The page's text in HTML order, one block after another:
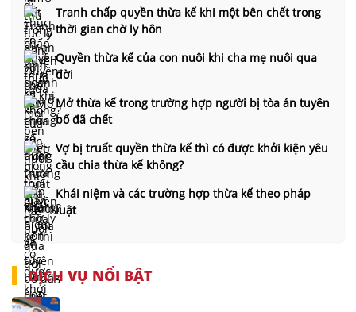
Tranh chấp quyền thừa kế khi một bên chết trong
thời gian chờ ly hôn
Quyền thừa kế của con nuôi khi cha mẹ nuôi qua
đời
Mở thừa kế trong trường hợp người bị tòa án tuyên
bố đã chết
Vợ bị truất quyền thừa kế thì có được khởi kiện yêu
cầu chia thừa kế không?
Khái niệm và các trường hợp thừa kế theo pháp
luật
DỊCH VỤ NỔI BẬT